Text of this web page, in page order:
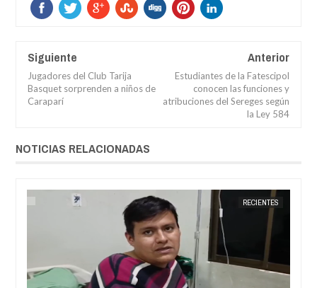
Siguiente
Jugadores del Club Tarija
Basquet sorprenden a niños de
Caraparí
Anterior
Estudiantes de la Fatescipol
conocen las funciones y
atribuciones del Sereges según
la Ley 584
NOTICIAS RELACIONADAS
RECIENTES